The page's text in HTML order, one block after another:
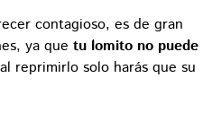
contagioso, es de gran
ya que tu lomito no puede
reprimirlo solo harás que su